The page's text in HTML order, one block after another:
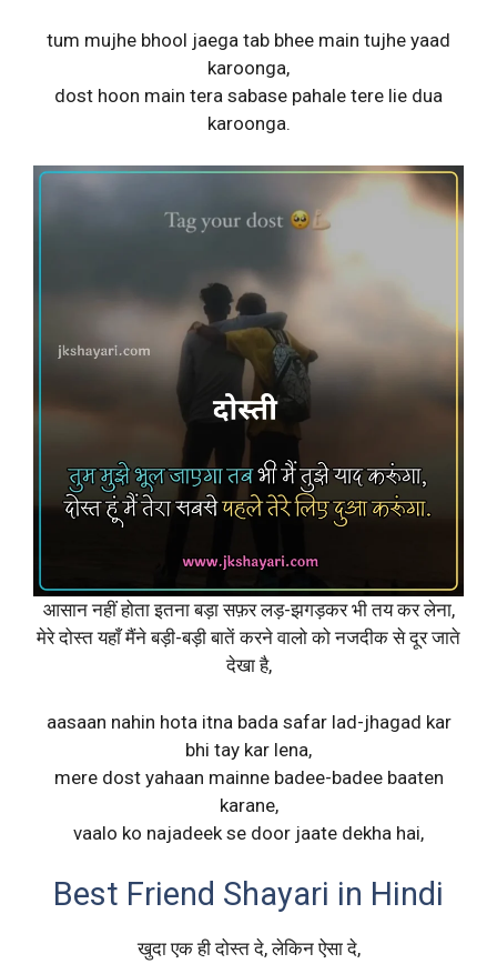
tum mujhe bhool jaega tab bhee main tujhe yaad
karoonga,
dost hoon main tera sabase pahale tere lie dua
karoonga.
आसान नहीं होता इतना बड़ा सफ़र लड़-झगड़कर भी तय कर लेना,
मेरे दोस्त यहाँ मैंने बड़ी-बड़ी बातें करने वालो को नजदीक से दूर जाते
देखा है,
aasaan nahin hota itna bada safar lad-jhagad kar
bhi tay kar lena,
mere dost yahaan mainne badee-badee baaten
karane,
vaalo ko najadeek se door jaate dekha hai,
Best Friend Shayari in Hindi
खुदा एक ही दोस्त दे, लेकिन ऐसा दे,